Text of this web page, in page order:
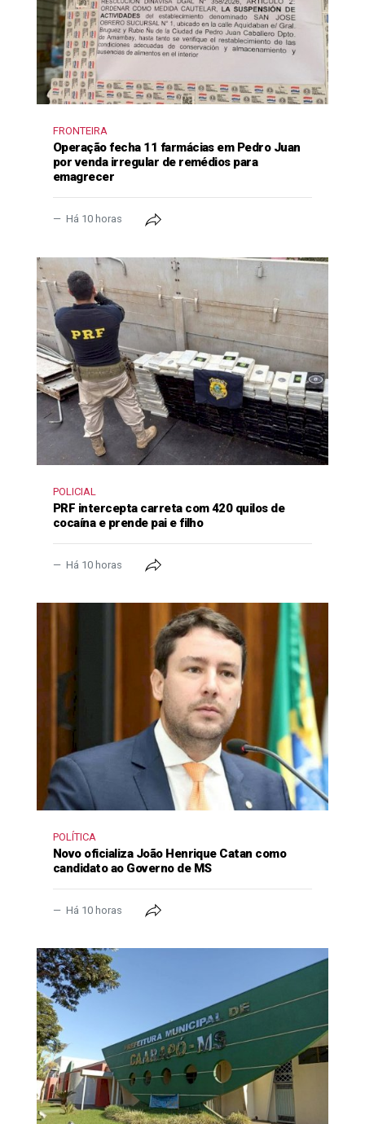
FRONTEIRA
Operação fecha 11 farmácias em Pedro Juan
por venda irregular de remédios para
emagrecer
Há 10 horas
POLICIAL
PRF intercepta carreta com 420 quilos de
cocaína e prende pai e filho
Há 10 horas
POLÍTICA
Novo oficializa João Henrique Catan como
candidato ao Governo de MS
Há 10 horas